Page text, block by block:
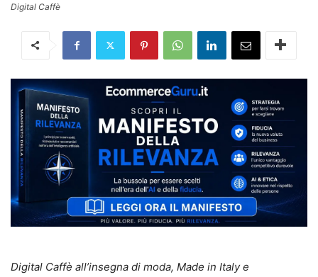
Digital Caffè
Digital Caffè all’insegna di moda, Made in Italy e